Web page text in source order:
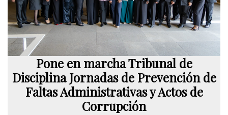
Pone en marcha Tribunal de
Disciplina Jornadas de Prevención de
Faltas Administrativas y Actos de
Corrupción